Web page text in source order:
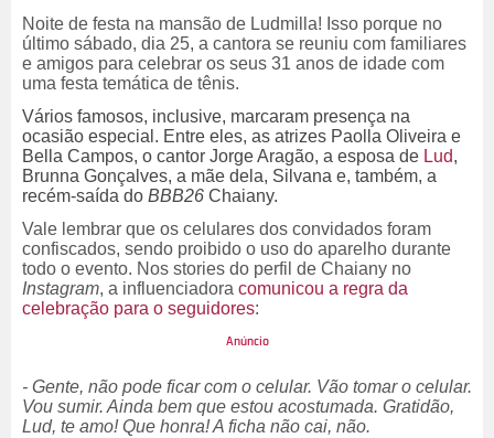
Noite de festa na mansão de Ludmilla! Isso porque no
último sábado, dia 25, a cantora se reuniu com familiares
e amigos para celebrar os seus 31 anos de idade com
uma festa temática de tênis.
Vários famosos, inclusive, marcaram presença na
ocasião especial. Entre eles, as atrizes Paolla Oliveira e
Bella Campos, o cantor Jorge Aragão, a esposa de Lud,
Brunna Gonçalves, a mãe dela, Silvana e, também, a
recém-saída do BBB26 Chaiany.
Vale lembrar que os celulares dos convidados foram
confiscados, sendo proibido o uso do aparelho durante
todo o evento. Nos stories do perfil de Chaiany no
Instagram, a influenciadora comunicou a regra da
celebração para o seguidores:
- Gente, não pode ficar com o celular. Vão tomar o celular.
Vou sumir. Ainda bem que estou acostumada. Gratidão,
Lud, te amo! Que honra! A ficha não cai, não.